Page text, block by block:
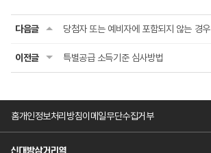
다음글 당첨자 또는 예비자에 포함되지 않는 경우
이전글 특별공급 소득기준 심사방법
홈개인정보처리방침이메일무단수집거부